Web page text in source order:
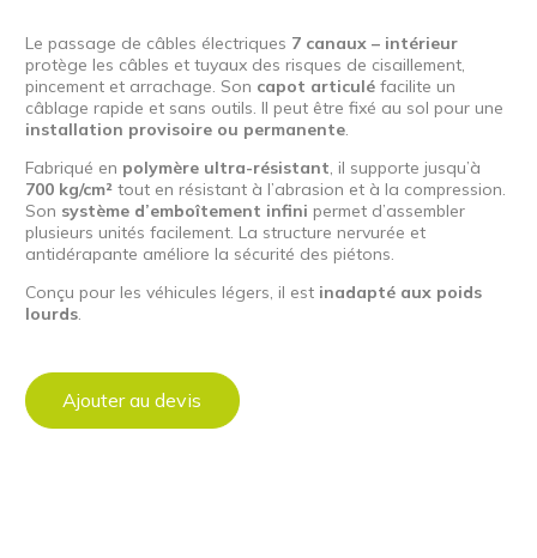
Le passage de câbles électriques 7 canaux – intérieur
protège les câbles et tuyaux des risques de cisaillement,
pincement et arrachage. Son capot articulé facilite un
câblage rapide et sans outils. Il peut être fixé au sol pour une
installation provisoire ou permanente.
Fabriqué en polymère ultra-résistant, il supporte jusqu’à
700 kg/cm² tout en résistant à l’abrasion et à la compression.
Son système d’emboîtement infini permet d’assembler
plusieurs unités facilement. La structure nervurée et
antidérapante améliore la sécurité des piétons.
Conçu pour les véhicules légers, il est inadapté aux poids
lourds.
Ajouter au devis